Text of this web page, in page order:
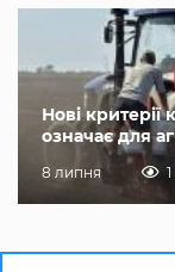
Нові
означає для
8 липня